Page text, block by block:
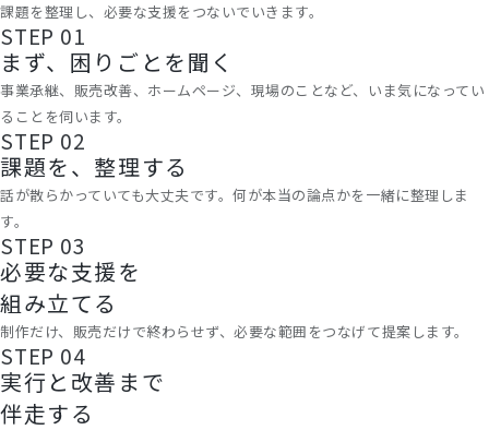
課題を整理し、必要な支援をつないでいきます。
STEP 01
まず、困りごとを聞く
事業承継、販売改善、ホームページ、現場のことなど、いま気になってい
ることを伺います。
STEP 02
課題を、整理する
話が散らかっていても大丈夫です。何が本当の論点かを一緒に整理しま
す。
STEP 03
必要な支援を
組み立てる
制作だけ、販売だけで終わらせず、必要な範囲をつなげて提案します。
STEP 04
実行と改善まで
伴走する